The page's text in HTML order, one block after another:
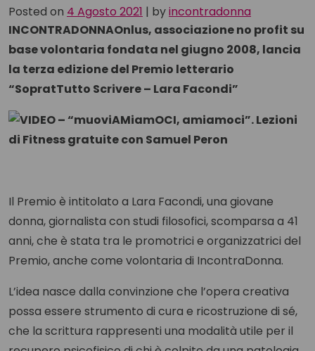
Posted on 4 Agosto 2021 | byincontradonna
INCONTRADONNAOnlus, associazione no profit su
base volontaria fondata nel giugno 2008, lancia
la terza edizione del Premio letterario
“SopratTutto Scrivere – Lara Facondi”
Il Premio è intitolato a Lara Facondi, una giovane
donna, giornalista con studi filosofici, scomparsa a 41
anni, che è stata tra le promotrici e organizzatrici del
Premio, anche come volontaria di IncontraDonna.
L’idea nasce dalla convinzione che l’opera creativa
possa essere strumento di cura e ricostruzione di sé,
che la scrittura rappresenti una modalità utile per il